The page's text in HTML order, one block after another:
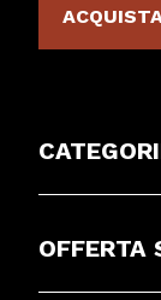
OFFERTA